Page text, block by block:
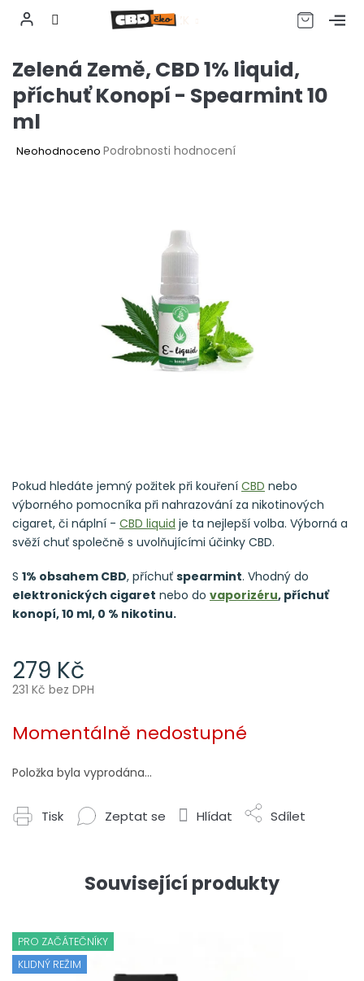
na
obsah
CZK
Zelená Země, CBD 1% liquid,
příchuť Konopí - Spearmint 10
ml
Průměrné
Neohodnoceno Podrobnosti hodnocení
279 Kč
231 Kč bez DPH
cena:
Momentálně nedostupné
Položka byla vyprodána…
Pokud hledáte jemný požitek při kouření CBD nebo
výborného pomocníka při nahrazování za nikotinových
cigaret, či náplní - CBD liquid je ta nejlepší volba. Výborná a
svěží chuť společně s uvolňujícími účinky CBD.
S 1% obsahem CBD, příchuť spearmint. Vhodný do
elektronických cigaret nebo do vaporizéru, příchuť
konopí, 10 ml, 0 % nikotinu.
Tisk Zeptat se Hlídat Sdílet
Související produkty
PRO ZAČÁTEČNÍKY
KLIDNÝ REŽIM